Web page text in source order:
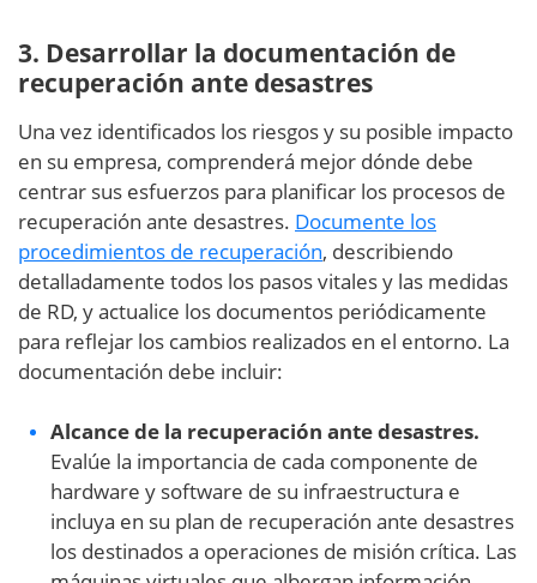
3. Desarrollar la documentación de
recuperación ante desastres
Una vez identificados los riesgos y su posible impacto
en su empresa, comprenderá mejor dónde debe
centrar sus esfuerzos para planificar los procesos de
recuperación ante desastres. Documente los
procedimientos de recuperación, describiendo
detalladamente todos los pasos vitales y las medidas
de RD, y actualice los documentos periódicamente
para reflejar los cambios realizados en el entorno. La
documentación debe incluir:
Alcance de la recuperación ante desastres.
Evalúe la importancia de cada componente de
hardware y software de su infraestructura e
incluya en su plan de recuperación ante desastres
los destinados a operaciones de misión crítica. Las